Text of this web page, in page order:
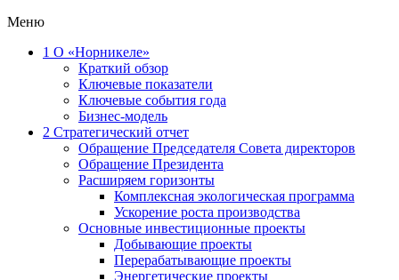
Меню
1 О «Норникеле»
Краткий обзор
Ключевые показатели
Ключевые события года
Бизнес-модель
2 Стратегический отчет
Обращение Председателя Совета директоров
Обращение Президента
Расширяем горизонты
Комплексная экологическая программа
Ускорение роста производства
Основные инвестиционные проекты
Добывающие проекты
Перерабатывающие проекты
Энергетические проекты